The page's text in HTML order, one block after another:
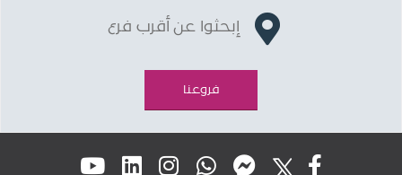
إبحثوا عن أقرب فرع
فروعنا